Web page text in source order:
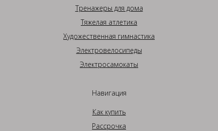
Тренажеры для дома
Тяжелая атлетика
Художественная гимнастика
Электровелосипеды
Электросамокаты
Навигация
Как купить
Рассрочка